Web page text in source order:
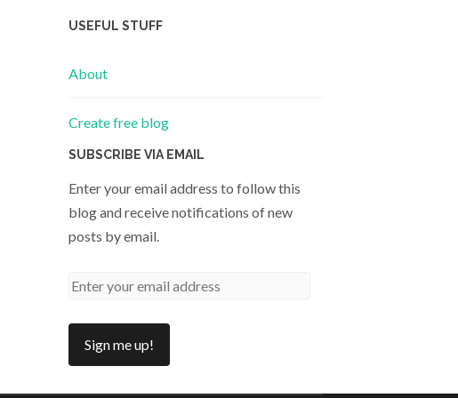
USEFUL STUFF
About
Create free blog
SUBSCRIBE VIA EMAIL
Enter your email address to follow this
blog and receive notifications of new
posts by email.